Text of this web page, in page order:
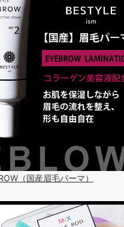
（国産眉毛パーマ）